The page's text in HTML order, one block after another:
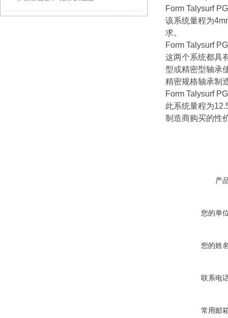
Form Talysurf
该系统量程为
求。
Form Talysurf
这两个系统都具
型或精密型轴承
精密规格轴承制
Form Talysurf
此系统量程为
制造商购买的性
产
您的单
您的姓
联系电
常用邮